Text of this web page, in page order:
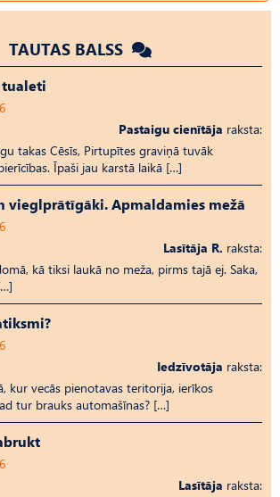
TAUTAS BALSS
tualeti
Pastaigu cienītāja raksta:
takas Cēsīs, Pirtupītes graviņā tuvāk
Īpaši jau karstā laikā […]
vieglprātīgāki. Apmaldamies mežā
Lasītāja R. raksta:
kā tiksi laukā no meža, pirms tajā ej. Saka,
Iedzīvotāja raksta:
kur vecās pienotavas teritorija, ierīkos
tur brauks automašīnas? […]
Lasītāja raksta: